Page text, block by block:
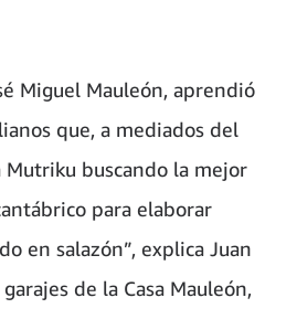
Miguel Mauleón, aprendió
que, a mediados del
Mutriku buscando la mejor
para elaborar
en salazón”, explica Juan
de la Casa Mauleón,